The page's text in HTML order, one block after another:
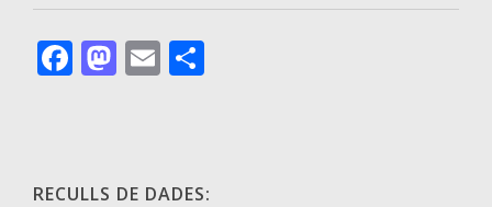
Facebook
Mastodon
Email
RECULLS DE DADES: